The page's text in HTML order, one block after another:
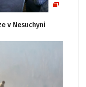
v Nesuchyni